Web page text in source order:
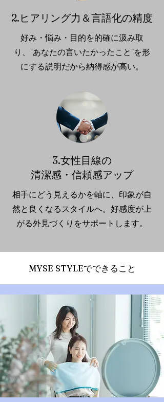
2.ヒアリング力＆言語化の精度
好み・悩み・目的を的確に汲み取
り、“あなたの言いたかったこと”を形
にする説明だから納得感が高い。
3.女性目線の
清潔感・信頼感アップ
相手にどう見えるかを軸に、印象が自
然と良くなるスタイルへ。好感度が上
がる外見づくりをサポートします。
​MYSE STYLEでできること